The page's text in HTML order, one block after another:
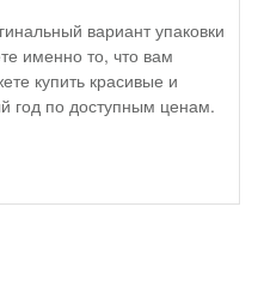
вариант упаковки
именно то, что вам
купить красивые и
год по доступным ценам.